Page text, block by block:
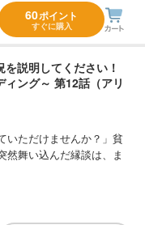
60ポイント
すぐに購入
を説明してください！
ィング～ 第12話（アリ
いただけませんか？」貧
然舞い込んだ縁談は、ま